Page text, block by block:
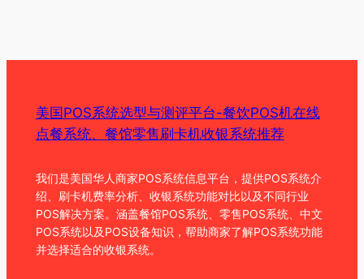
美国POS系统选型与测评平台-餐饮POS机在线
点餐系统、餐馆零售刷卡机收银系统推荐
我们是美国华人商家POS系统信息平台，提供POS系统介
绍、刷卡机费率分析、收银系统功能对比以及不同行业
POS解决方案。涵盖餐馆POS系统、零售POS系统、中文
POS系统以及POS设备知识，帮助商家了解POS系统功能
并选择适合的收银系统。